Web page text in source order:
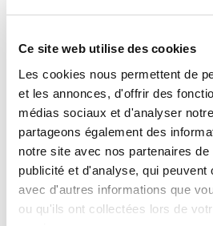
Ce site web utilise des cookies
Les cookies nous permettent de
et les annonces, d'offrir des
médias sociaux et d'analyser
partageons également des
notre site avec nos partenaires
publicité et d'analyse, qui
avec d'autres informations que
ou qu'ils ont collectées lors de
OUVRIR LA PORTE À
MAINTENIR LA
RUSSIE
Renew Europe appelle